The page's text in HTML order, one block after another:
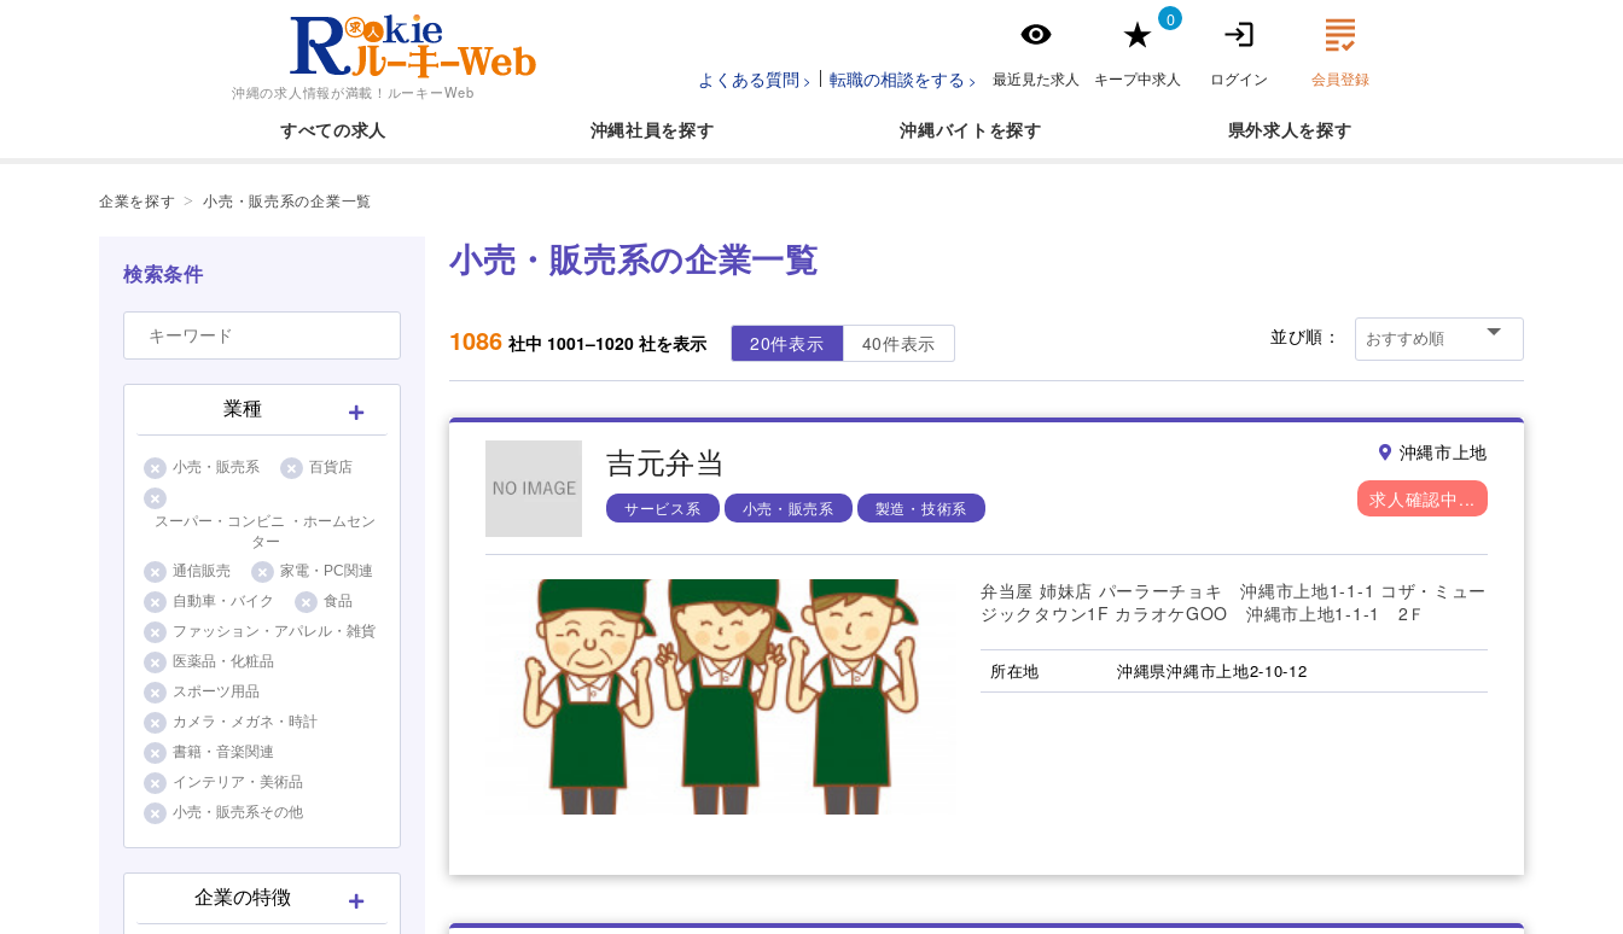
沖縄の求人情報が満載！ ルーキーWeb
よくある質問 転職の相談をする 最近見た求人
0
キープ中求人 ログイン 会員登録
すべての求人 沖縄社員 沖縄バイト 県外求人
企業を探す 小売・販売系の企業一覧
検索条件
業種
小売・販売系 百貨店
スーパー・コンビニ ・ホームセン
ター
通信販売
家電・PC関連
自動車・バイク
食品
ファッション・アパレル・雑貨
医薬品・化粧品
スポーツ用品
カメラ・メガネ・時計
書籍・音楽関連
インテリア・美術品
小売・販売系その他
企業の特徴
小売・販売系の企業一覧
1086 社中 1001–1020 社を表示 20件表示 40件表示 並び順：
吉元弁当
サービス系 小売・販売系 製造・技術系
沖縄市上地
求人確認中...
弁当屋 姉妹店 パーラーチョキ 沖縄市上地1-1-1 コザ・ミュー
ジックタウン1F カラオケGOO 沖縄市上地1-1-1 2Ｆ
所在地 沖縄県沖縄市上地2-10-12